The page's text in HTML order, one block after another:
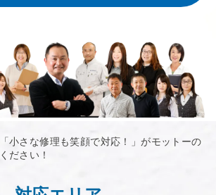
小さな修理も笑顔で対応！」がモットーの
ださい！